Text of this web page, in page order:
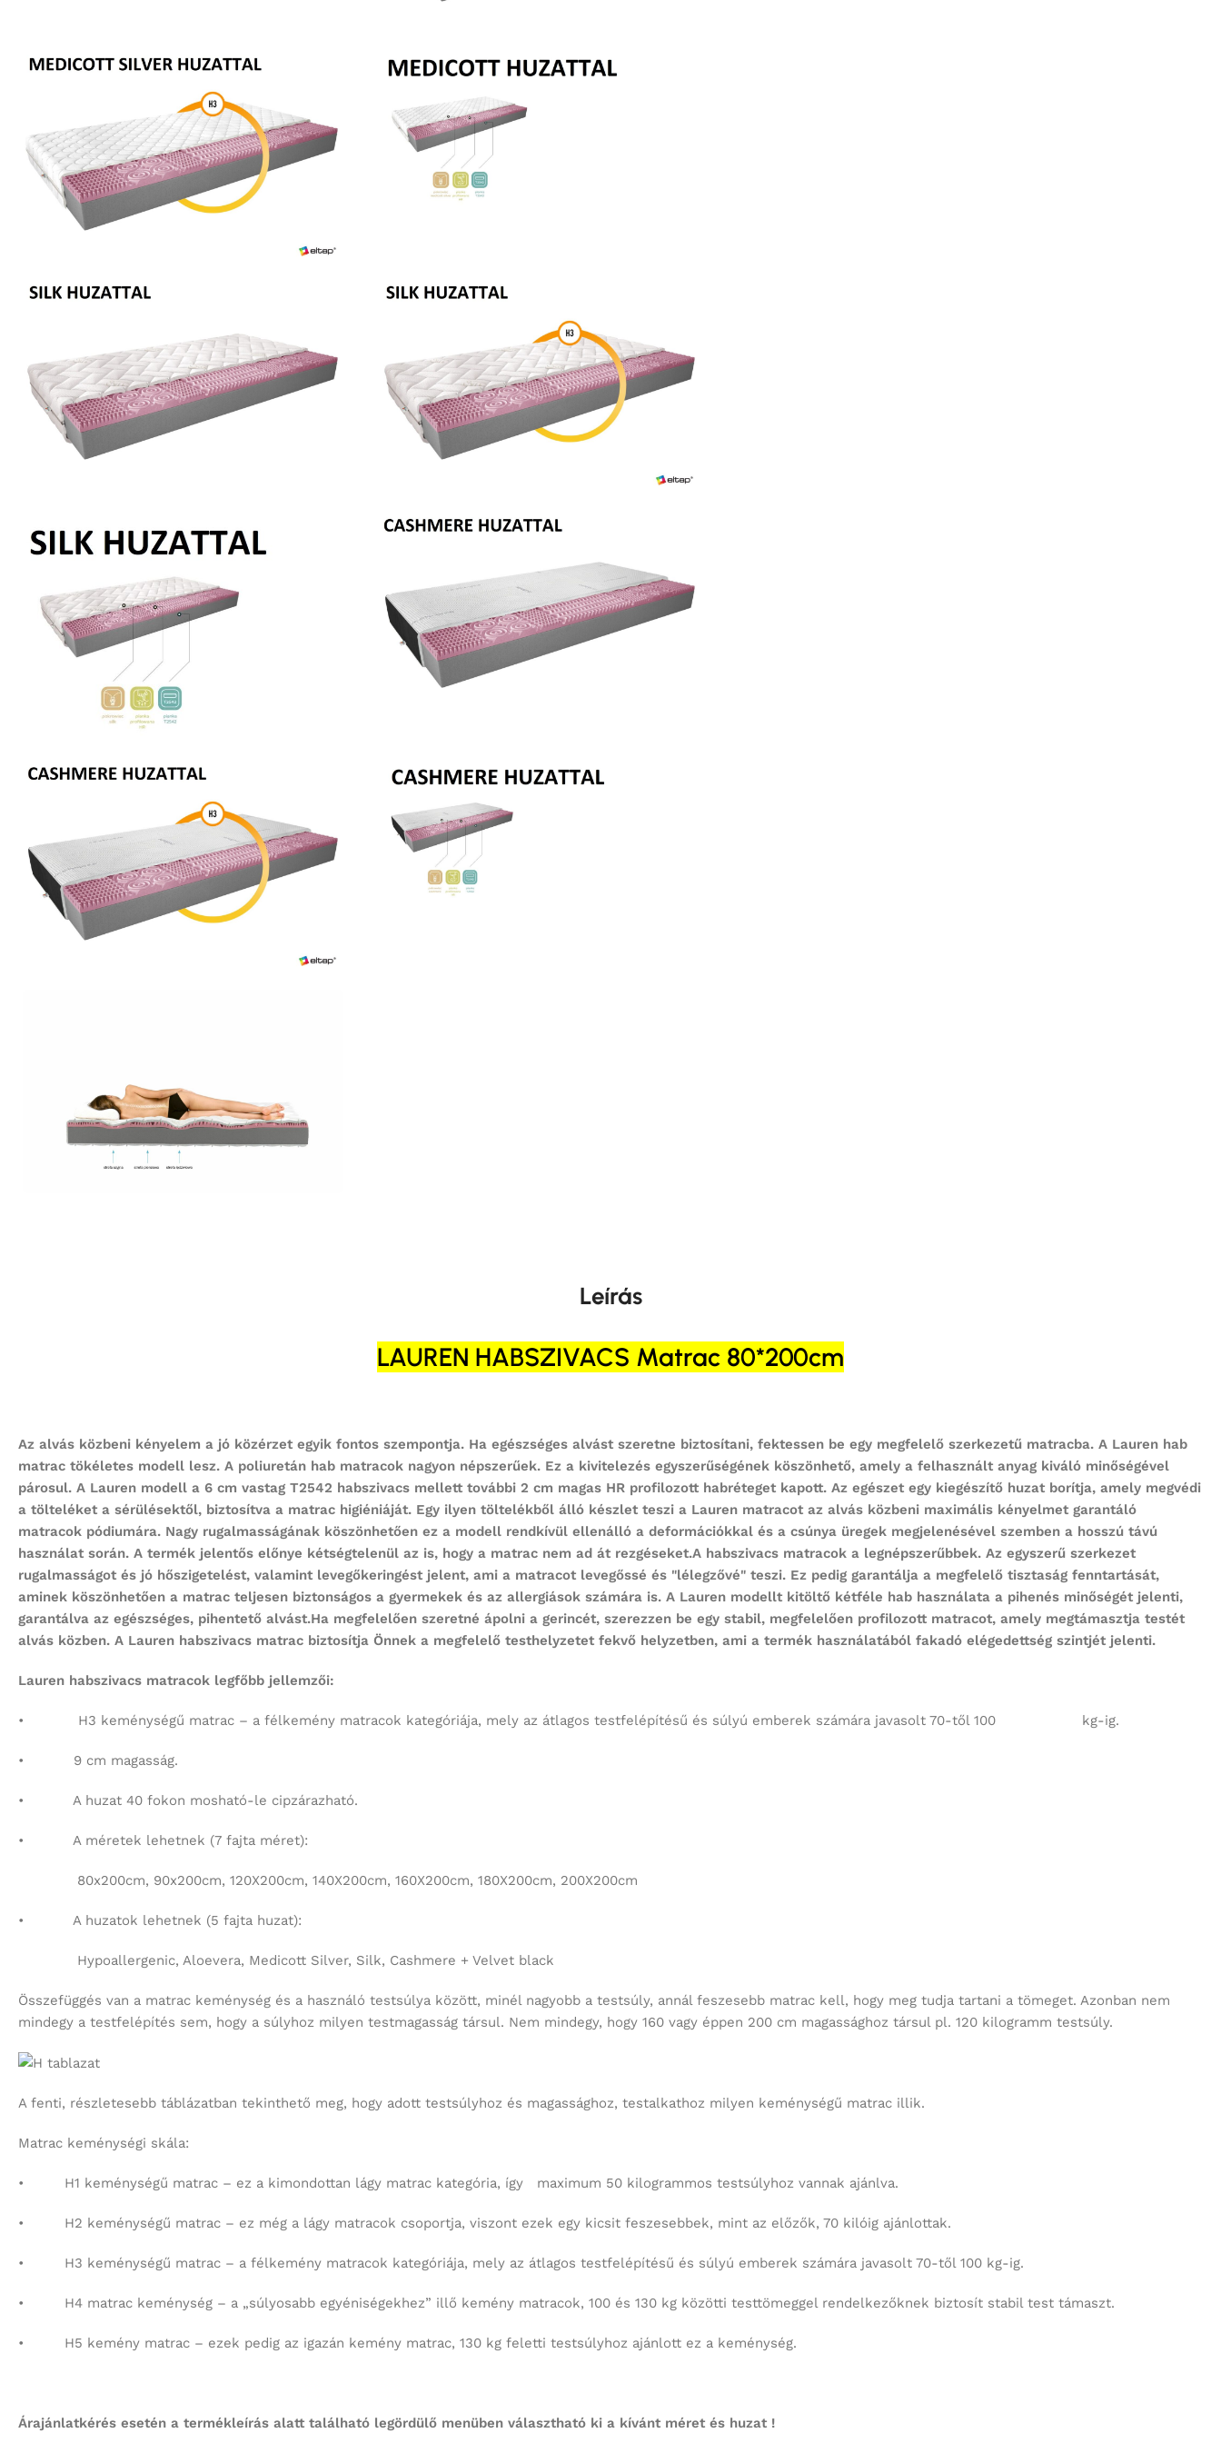
Leírás
LAUREN HABSZIVACS Matrac 80*200cm
Az alvás közbeni kényelem a jó közérzet egyik fontos szempontja. Ha egészséges alvást szeretne biztosítani, fektessen be egy megfelelő szerkezetű matracba. A Lauren hab
matrac tökéletes modell lesz. A poliuretán hab matracok nagyon népszerűek. Ez a kivitelezés egyszerűségének köszönhető, amely a felhasznált anyag kiváló minőségével
párosul. A Lauren modell a 6 cm vastag T2542 habszivacs mellett további 2 cm magas HR profilozott habréteget kapott. Az egészet egy kiegészítő huzat borítja, amely megvédi
a tölteléket a sérülésektől, biztosítva a matrac higiéniáját. Egy ilyen töltelékből álló készlet teszi a Lauren matracot az alvás közbeni maximális kényelmet garantáló
matracok pódiumára. Nagy rugalmasságának köszönhetően ez a modell rendkívül ellenálló a deformációkkal és a csúnya üregek megjelenésével szemben a hosszú távú
használat során. A termék jelentős előnye kétségtelenül az is, hogy a matrac nem ad át rezgéseket.A habszivacs matracok a legnépszerűbbek. Az egyszerű szerkezet
rugalmasságot és jó hőszigetelést, valamint levegőkeringést jelent, ami a matracot levegőssé és "lélegzővé" teszi. Ez pedig garantálja a megfelelő tisztaság fenntartását,
aminek köszönhetően a matrac teljesen biztonságos a gyermekek és az allergiások számára is. A Lauren modellt kitöltő kétféle hab használata a pihenés minőségét jelenti,
garantálva az egészséges, pihentető alvást.Ha megfelelően szeretné ápolni a gerincét, szerezzen be egy stabil, megfelelően profilozott matracot, amely megtámasztja testét
alvás közben. A Lauren habszivacs matrac biztosítja Önnek a megfelelő testhelyzetet fekvő helyzetben, ami a termék használatából fakadó elégedettség szintjét jelenti.
Lauren habszivacs matracok legfőbb jellemzői:
• H3 keménységű matrac – a félkemény matracok kategóriája, mely az átlagos testfelépítésű és súlyú emberek számára javasolt 70-től 100 kg-ig.
• 9 cm magasság.
• A huzat 40 fokon mosható-le cipzárazható.
• A méretek lehetnek (7 fajta méret):
80x200cm, 90x200cm, 120X200cm, 140X200cm, 160X200cm, 180X200cm, 200X200cm
• A huzatok lehetnek (5 fajta huzat):
Hypoallergenic, Aloevera, Medicott Silver, Silk, Cashmere + Velvet black
Összefüggés van a matrac keménység és a használó testsúlya között, minél nagyobb a testsúly, annál feszesebb matrac kell, hogy meg tudja tartani a tömeget. Azonban nem
mindegy a testfelépítés sem, hogy a súlyhoz milyen testmagasság társul. Nem mindegy, hogy 160 vagy éppen 200 cm magassághoz társul pl. 120 kilogramm testsúly.
A fenti, részletesebb táblázatban tekinthető meg, hogy adott testsúlyhoz és magassághoz, testalkathoz milyen keménységű matrac illik.
Matrac keménységi skála:
• H1 keménységű matrac – ez a kimondottan lágy matrac kategória, így maximum 50 kilogrammos testsúlyhoz vannak ajánlva.
• H2 keménységű matrac – ez még a lágy matracok csoportja, viszont ezek egy kicsit feszesebbek, mint az előzők, 70 kilóig ajánlottak.
• H3 keménységű matrac – a félkemény matracok kategóriája, mely az átlagos testfelépítésű és súlyú emberek számára javasolt 70-től 100 kg-ig.
• H4 matrac keménység – a „súlyosabb egyéniségekhez” illő kemény matracok, 100 és 130 kg közötti testtömeggel rendelkezőknek biztosít stabil test támaszt.
• H5 kemény matrac – ezek pedig az igazán kemény matrac, 130 kg feletti testsúlyhoz ajánlott ez a keménység.
Árajánlatkérés esetén a termékleírás alatt található legördülő menüben választható ki a kívánt méret és huzat !